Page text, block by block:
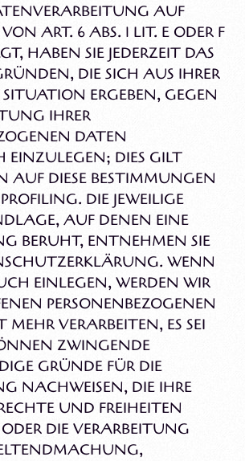
AUF
ART. 6 ABS. 1 LIT. E ODER F
HABEN SIE JEDERZEIT DAS
DIE SICH AUS IHRER
SITUATION ERGEBEN, GEGEN
IHRER
DATEN
EINZULEGEN; DIES GILT
AUF DIESE BESTIMMUNGEN
DIE JEWEILIGE
AUF DENEN EINE
BERUHT, ENTNEHMEN SIE
WENN
EINLEGEN, WERDEN WIR
PERSONENBEZOGENEN
VERARBEITEN, ES SEI
ZWINGENDE
GRÜNDE FÜR DIE
NACHWEISEN, DIE IHRE
UND FREIHEITEN
DIE VERARBEITUNG